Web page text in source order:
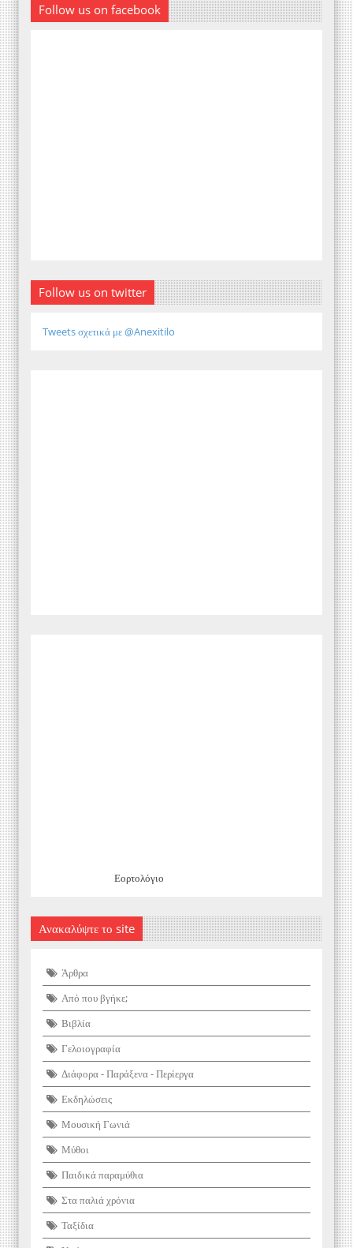
Follow us on facebook
Follow us on twitter
Tweets σχετικά με @Anexitilo
Εορτολόγιο
Ανακαλύψτε το site
Άρθρα
Από που βγήκε;
Βιβλία
Γελοιογραφία
Διάφορα - Παράξενα - Περίεργα
Εκδηλώσεις
Μουσική Γωνιά
Μύθοι
Παιδικά παραμύθια
Στα παλιά χρόνια
Ταξίδια